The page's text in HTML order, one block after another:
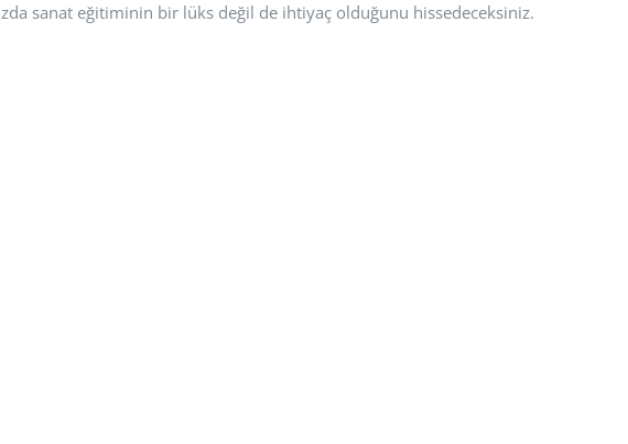
sanat eğitiminin bir lüks değil de ihtiyaç olduğunu hissedeceksiniz.